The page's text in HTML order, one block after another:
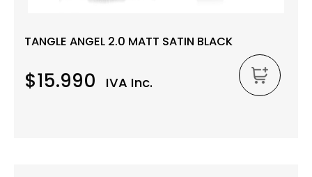
TANGLE ANGEL 2.0 MATT SATIN BLACK
$15.990 IVA Inc.